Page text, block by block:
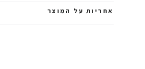
אחריות על המוצר